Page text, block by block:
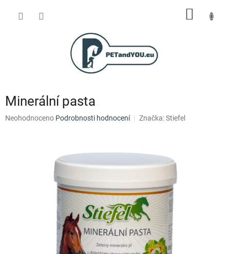
Minerální pasta
Průměrné
Neohodnoceno Podrobnosti hodnocení Značka:Stiefel